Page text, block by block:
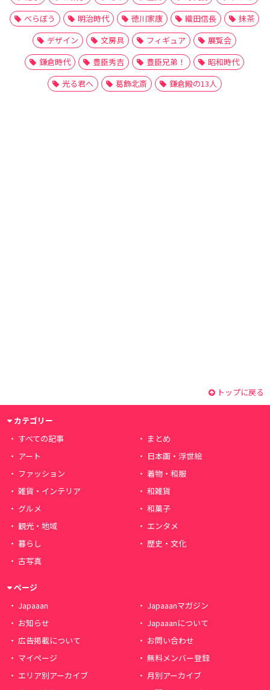
べらぼう
明治時代 徳川家康 織田信長
抹茶
デザイン
文房具 フィギュア
展覧会
鎌倉時代
豊臣秀吉 豊臣兄弟！
昭和時代
光る君へ
葛飾北斎 鎌倉殿の13人
トップに戻る
カテゴリー
すべての記事
まとめ
アート
日本画・浮世絵
ファッション
着物・和服
雑貨・インテリア
和雑貨
グルメ
和菓子
観光・地域
エンタメ
暮らし
歴史・文化
古写真
ページ
Japaaan
Japaaanマガジン
お知らせ
Japaaanについて
広告掲載について
お問い合わせ
マイページ
無料メンバー登録
エリア別アーカイブ
月別アーカイブ